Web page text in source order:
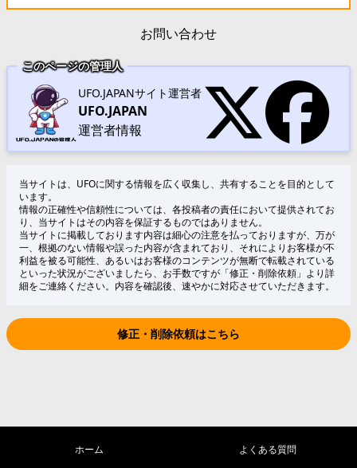
お問い合わせ
このページの管理人
UFO.JAPANサイト運営者
UFO.JAPAN
運営者情報
当サイトは、UFOに関する情報を広く収集し、共有することを目的として
います。
情報の正確性や信頼性については、各投稿者の責任において提供されてお
り、当サイトはその内容を保証するものではありません。
当サイトに掲載しております内容は細心の注意を払っておりますが、万が
一、根拠のない情報や誤った内容が含まれており、それによりお客様が不
利益を被る可能性、あるいはお客様のコンテンツが無断で転載されている
といった状況がございましたら、お手数ですが「修正・削除依頼」より詳
細をご連絡ください。内容を確認後、速やかに対応させていただきます。
修正・削除依頼はこちら
ホーム よくある質問